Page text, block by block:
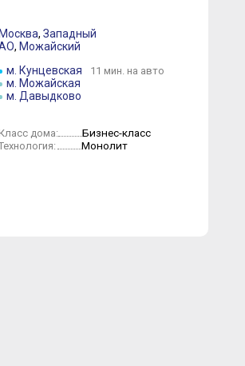
Август Июль Июнь Май
Москва, Западный
, Можайский
м. Кунцевская
11 мин. на авто
м. Можайская
м. Давыдково
Класс дома: Бизнес-класс
Монолит